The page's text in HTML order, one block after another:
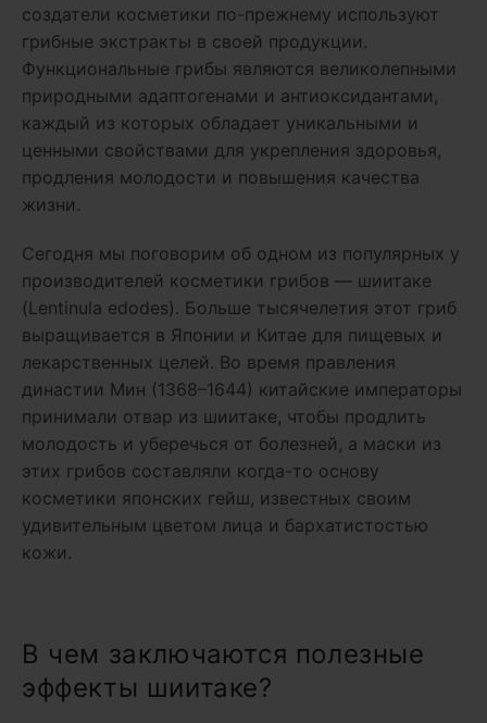
создатели косметики по-прежнему используют
грибные экстракты в своей продукции.
Функциональные грибы являются великолепными
природными адаптогенами и антиоксидантами,
каждый из которых обладает уникальными и
ценными свойствами для укрепления здоровья,
продления молодости и повышения качества
жизни.
Сегодня мы поговорим об одном из популярных у
производителей косметики грибов — шиитаке
(Lentinula edodes). Больше тысячелетия этот гриб
выращивается в Японии и Китае для пищевых и
лекарственных целей. Во время правления
династии Мин (1368–1644) китайские императоры
принимали отвар из шиитаке, чтобы продлить
молодость и уберечься от болезней, а маски из
этих грибов составляли когда-то основу
косметики японских гейш, известных своим
удивительным цветом лица и бархатистостью
кожи.
В чем заключаются полезные
эффекты шиитаке?